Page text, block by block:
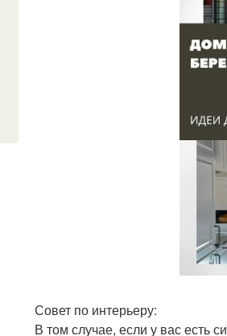
Совет по интерьеру:
В том случае, если у вас есть